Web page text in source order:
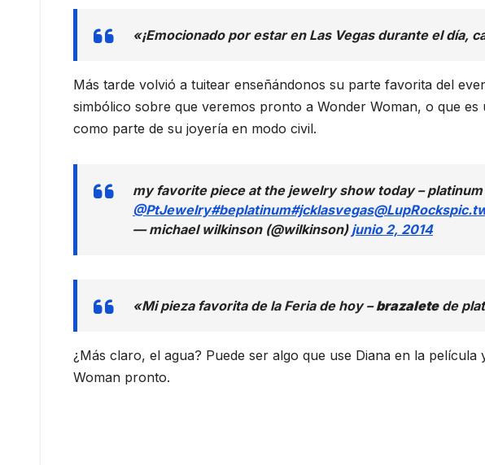
«¡Emocionado por estar en Las Vegas durante el día,
Más tarde volvió a tuitear enseñándonos su parte favorita del
simbólico sobre que veremos pronto a Wonder Woman, o que
como parte de su joyería en modo civil.
my favorite piece at the jewelry show today –
@PtJewelry#beplatinum#jcklasvegas@LupRocks
— michael wilkinson (@wilkinson) junio 2, 2014
«Mi pieza favorita de la Feria de hoy –brazaletede
¿Más claro, el agua? Puede ser algo que use Diana en la
Woman pronto.